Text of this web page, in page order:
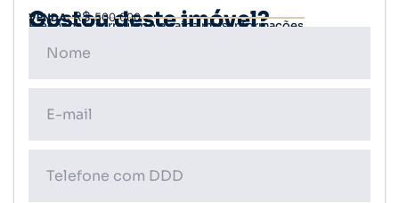
Gostou deste imóvel?
Preencha o formulário e saiba mais informações.
500.000